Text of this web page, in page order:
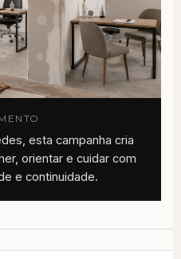
esta campanha cria
orientar e cuidar com
e continuidade.